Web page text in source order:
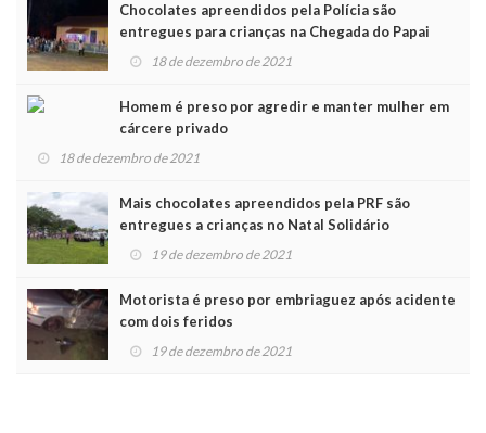
Chocolates apreendidos pela Polícia são
entregues para crianças na Chegada do Papai
Noel 18 de dezembro de 2021
Homem é preso por agredir e manter mulher em
cárcere privado
18 de dezembro de 2021
Mais chocolates apreendidos pela PRF são
entregues a crianças no Natal Solidário
19 de dezembro de 2021
Motorista é preso por embriaguez após acidente
com dois feridos
19 de dezembro de 2021